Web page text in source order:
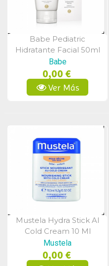
Vista Rápida
Babe Pediatric
Hidratante Facial 50ml
Babe
0,00 €
Ver Más
Vista Rápida
Mustela Hydra Stick Al
Cold Cream 10 Ml
Mustela
0,00 €